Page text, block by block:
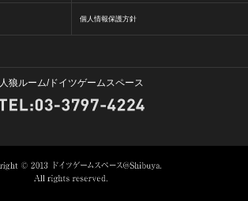
個人情報保護方針
人狼ルーム/ドイツゲームスペース